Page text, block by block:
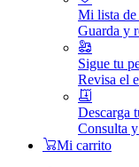
Mi lista
Guarda y
Sigue tu
Revisa el
Descarga
Consulta
Mi carrito